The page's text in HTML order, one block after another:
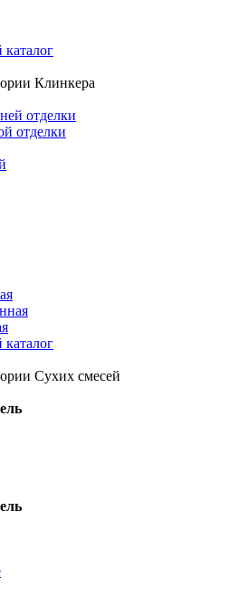
Клинкера
отделки
отделки
Сухих смесей